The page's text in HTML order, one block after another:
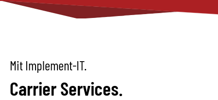
Mit Implement-IT.
Carrier Services.